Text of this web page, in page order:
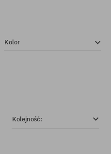
Kolor
Kolejność: